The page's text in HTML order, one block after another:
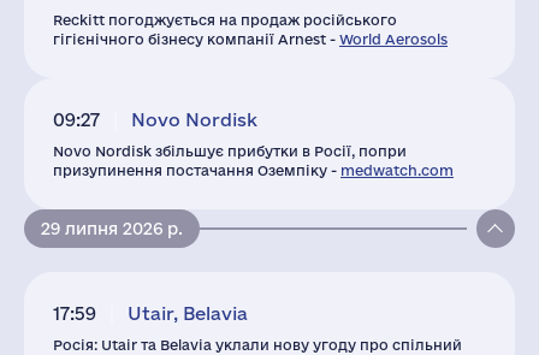
Reckitt погоджується на продаж російського
гігієнічного бізнесу компанії Arnest - World Aerosols
09:27 Novo Nordisk
Novo Nordisk збільшує прибутки в Росії, попри
призупинення постачання Оземпіку - medwatch.com
29 липня 2026 р.
17:59 Utair, Belavia
Росія: Utair та Belavia уклали нову угоду про спільний